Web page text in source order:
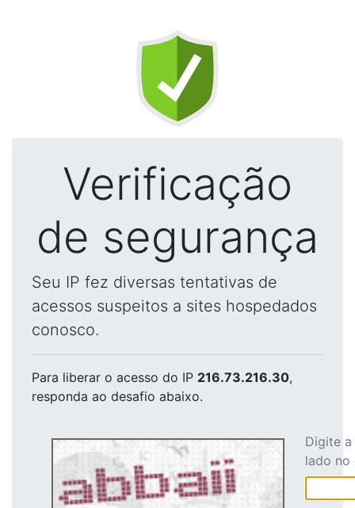
Verificação
de segurança
Seu IP fez diversas tentativas de
acessos suspeitos a sites hospedados
conosco.
Para liberar o acesso do IP 216.73.216.30,
responda ao desafio abaixo.
Digite
lado no